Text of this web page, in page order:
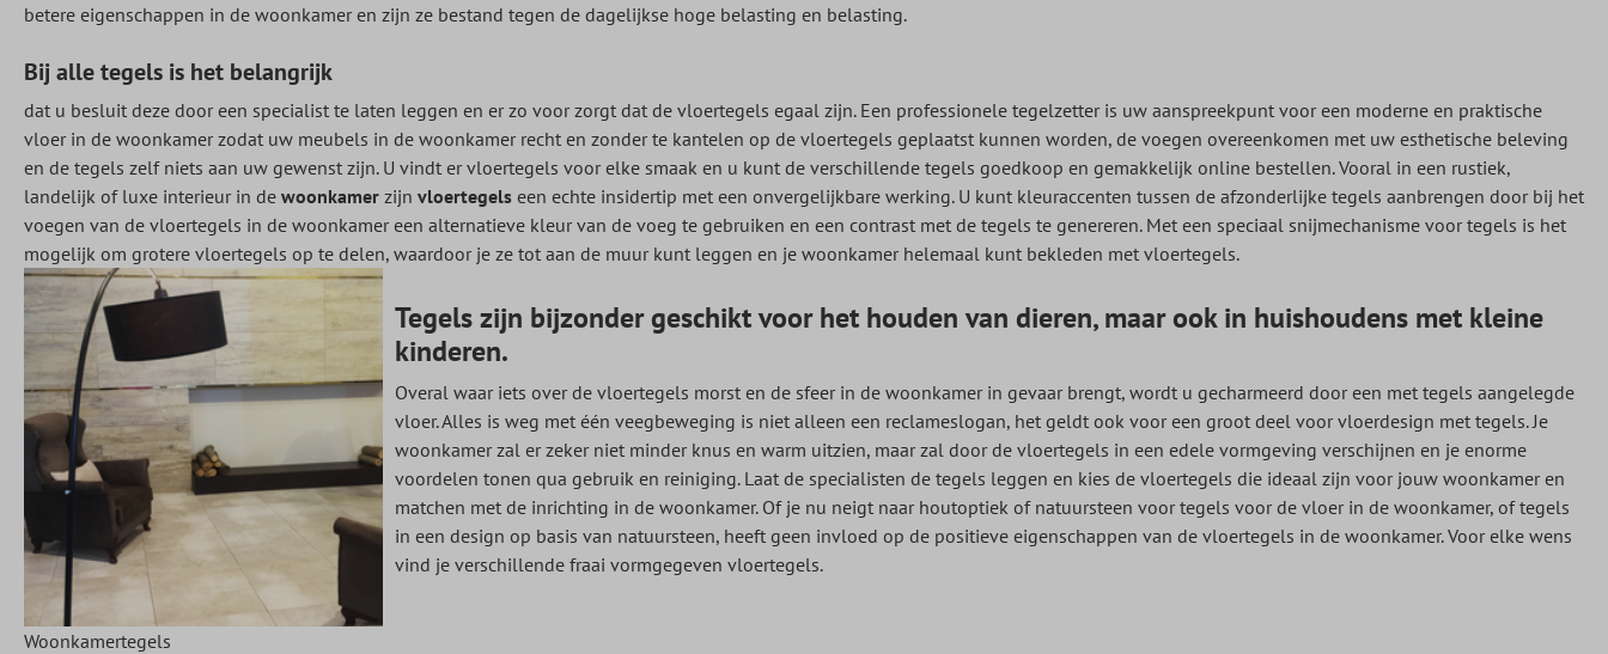
betere eigenschappen in de woonkamer en zijn ze bestand tegen de dagelijkse hoge belasting en belasting.
Bij alle tegels is het belangrijk
dat u besluit deze door een specialist te laten leggen en er zo voor zorgt dat de vloertegels egaal zijn. Een professionele tegelzetter is uw aanspreekpunt voor een moderne en praktische
vloer in de woonkamer zodat uw meubels in de woonkamer recht en zonder te kantelen op de vloertegels geplaatst kunnen worden, de voegen overeenkomen met uw esthetische beleving
en de tegels zelf niets aan uw gewenst zijn. U vindt er vloertegels voor elke smaak en u kunt de verschillende tegels goedkoop en gemakkelijk online bestellen. Vooral in een rustiek,
landelijk of luxe interieur in de woonkamer zijn vloertegels een echte insidertip met een onvergelijkbare werking. U kunt kleuraccenten tussen de afzonderlijke tegels aanbrengen door bij het
voegen van de vloertegels in de woonkamer een alternatieve kleur van de voeg te gebruiken en een contrast met de tegels te genereren. Met een speciaal snijmechanisme voor tegels is het
mogelijk om grotere vloertegels op te delen, waardoor je ze tot aan de muur kunt leggen en je woonkamer helemaal kunt bekleden met vloertegels.
Woonkamertegels
Tegels zijn bijzonder geschikt voor het houden van dieren, maar ook in huishoudens met kleine
kinderen.
Overal waar iets over de vloertegels morst en de sfeer in de woonkamer in gevaar brengt, wordt u gecharmeerd door een met tegels aangelegde
vloer. Alles is weg met één veegbeweging is niet alleen een reclameslogan, het geldt ook voor een groot deel voor vloerdesign met tegels. Je
woonkamer zal er zeker niet minder knus en warm uitzien, maar zal door de vloertegels in een edele vormgeving verschijnen en je enorme
voordelen tonen qua gebruik en reiniging. Laat de specialisten de tegels leggen en kies de vloertegels die ideaal zijn voor jouw woonkamer en
matchen met de inrichting in de woonkamer. Of je nu neigt naar houtoptiek of natuursteen voor tegels voor de vloer in de woonkamer, of tegels
in een design op basis van natuursteen, heeft geen invloed op de positieve eigenschappen van de vloertegels in de woonkamer. Voor elke wens
vind je verschillende fraai vormgegeven vloertegels.